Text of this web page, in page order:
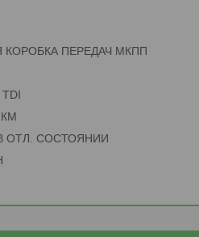
КОРОБКА ПЕРЕДАЧ МКПП
КМ
ОТЛ. СОСТОЯНИИ